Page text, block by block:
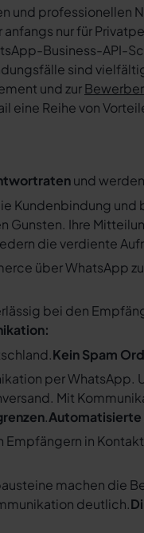
und professionellen
nur für
Business-API-
sind
und zur
Reihe von
und
Kundenbindung und
Gunsten. Ihre
die verdiente
über WhatsApp
bei den
Kein Spam
per WhatsApp.
Mit
.
Empfängern in
machen die
deutlich.